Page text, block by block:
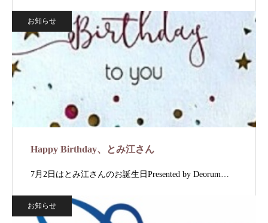
お知らせ
Happy Birthday、とみ江さん
7月2日はとみ江さんのお誕生日Presented by Deorum…
お知らせ